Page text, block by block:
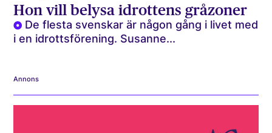
Hon vill belysa idrottens gråzoner
De flesta svenskar är någon gång i livet med
i en idrottsförening. Susanne...
Annons